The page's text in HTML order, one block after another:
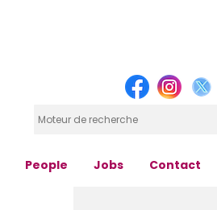
People Jobs Contact